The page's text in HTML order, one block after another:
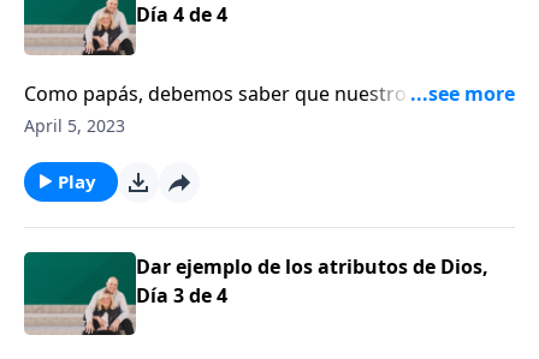
Día 4 de 4
Como papás, debemos saber que nuestro carácter,
que se revela en lo que decimos y lo que hacemos, es
nuestros hijos. Hoy hablaremos sobre ese tema con
Jim Daly.
April 5, 2023
Play
Dar ejemplo de los atributos de Dios,
Día 3 de 4